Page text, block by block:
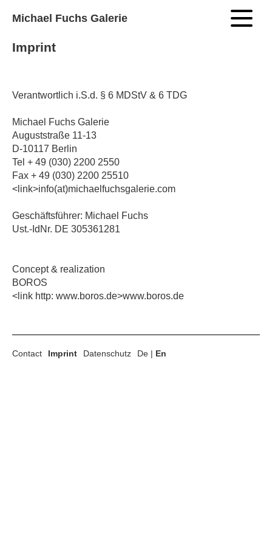
Michael Fuchs Galerie
Imprint
Verantwortlich i.S.d. § 6 MDStV & 6 TDG
Michael Fuchs Galerie
Auguststraße 11-13
D-10117 Berlin
Tel + 49 (030) 2200 2550
Fax + 49 (030) 2200 25510
<link>info(at)michaelfuchsgalerie.com
Geschäftsführer: Michael Fuchs
Ust.-IdNr. DE 305361281
Concept & realization
BOROS
<link http: www.boros.de>www.boros.de
Contact Imprint Datenschutz De | En